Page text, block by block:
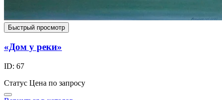
Быстрый просмотр
«Дом у реки»
ID: 67
Статус Цена по запросу